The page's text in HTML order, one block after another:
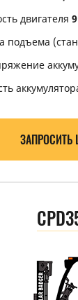
двигателя
подъема
ЗАПРОСИТЬ